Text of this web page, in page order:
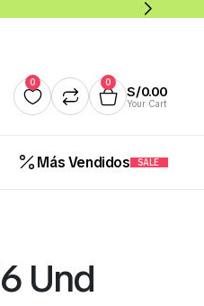
0 0
S/0.00
Your Cart
Más Vendidos SALE
Und